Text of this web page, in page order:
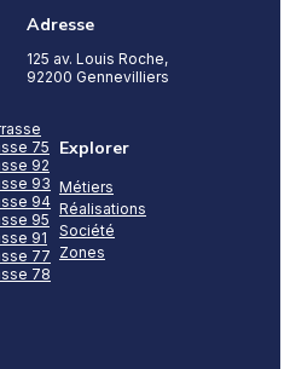
Adresse
125 av. Louis Roche,
92200 Gennevilliers
75
92
93
94
95
91
77
78
Explorer
Métiers
Réalisations
Société
Zones